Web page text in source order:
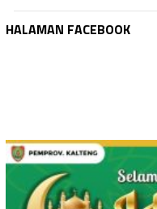
HALAMAN FACEBOOK